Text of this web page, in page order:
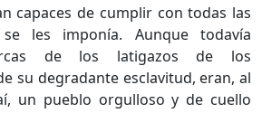
capaces de cumplir con todas las
les imponía. Aunque todavía
de los latigazos de los
su degradante esclavitud, eran, al
un pueblo orgulloso y de cuello